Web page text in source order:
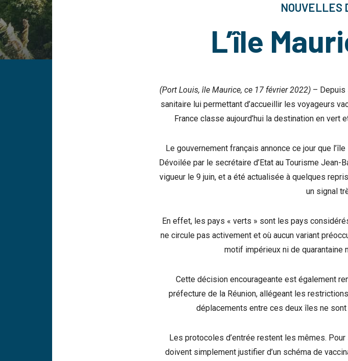
NOUVELLES
L’île
(Port Louis, île Maurice, ce 17 février 2022) – Depuis
sanitaire lui permettant d’accueillir les voyageurs
France classe aujourd’hui la destination en
Le gouvernement français annonce ce jour que
Dévoilée par le secrétaire d’Etat au Tourisme
vigueur le 9 juin, et a été actualisée à quelques
un signal
En effet, les pays « verts » sont les pays
ne circule pas activement et où aucun variant
motif impérieux ni de quarantaine
Cette décision encourageante est également
préfecture de la Réunion, allégeant les
déplacements entre ces deux îles ne
Les protocoles d’entrée restent les mêmes.
doivent simplement justifier d’un schéma de